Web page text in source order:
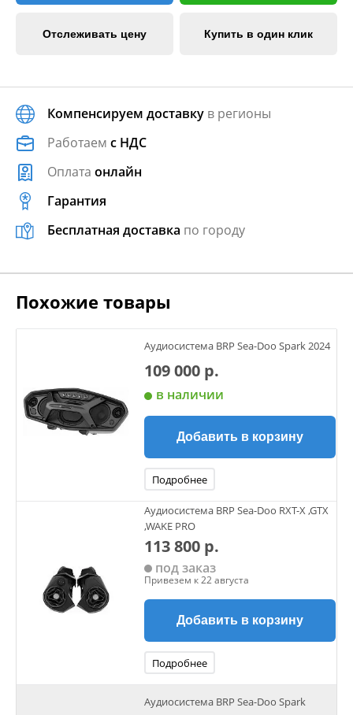
Отслеживать цену Купить в один клик
Компенсируем доставку в регионы
Работаем с НДС
Оплата онлайн
Гарантия
Бесплатная доставка по городу
Похожие товары
Аудиосистема BRP Sea-Doo Spark 2024
109 000 р.
в наличии
Добавить в корзину
Подробнее
Аудиосистема BRP Sea-Doo RXT-X ,GTX
,WAKE PRO
113 800 р.
под заказ
Привезем к 22 августа
Добавить в корзину
Подробнее
Аудиосистема BRP Sea-Doo Spark